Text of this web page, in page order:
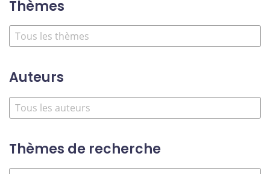
Thèmes
Auteurs
Thèmes de recherche